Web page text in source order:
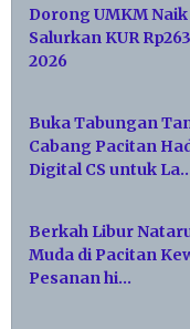
Dorong UMKM
Salurkan KUR
2026
Buka Tabungan
Cabang Pacitan
Digital CS untuk
Berkah Libur
Muda di Pacitan
Pesanan hi…